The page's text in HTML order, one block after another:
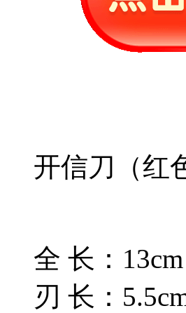
开信刀（红
全 长：13cm
刃 长：